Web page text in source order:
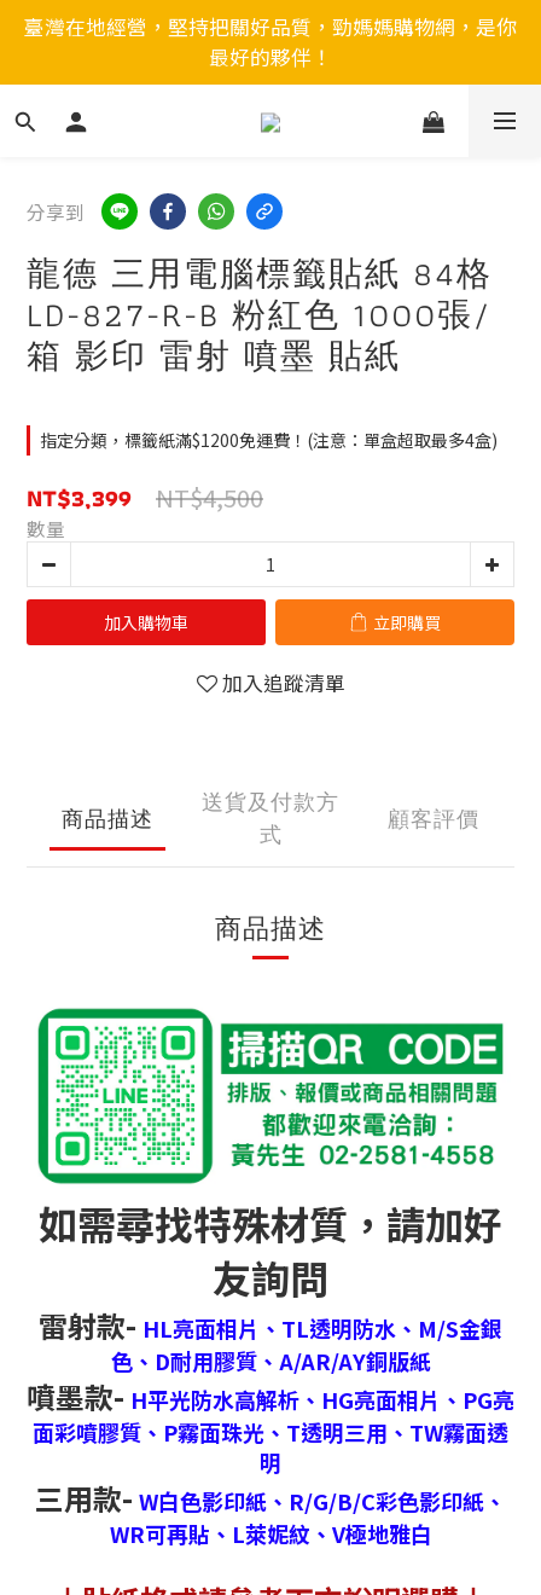
臺灣在地經營，堅持把關好品質，勁媽媽購物網，是你
最好的夥伴！
分享到
龍德 三用電腦標籤貼紙 84格
LD-827-R-B 粉紅色 1000張/
箱 影印 雷射 噴墨 貼紙
指定分類，標籤紙滿$1200免運費！(注意：單盒超取最多4盒)
NT$3,399 NT$4,500
數量
加入購物車 立即購買
加入追蹤清單
商品描述
送貨及付款方
式
顧客評價
商品描述
如需尋找特殊材質，請加好
友詢問
雷射款- HL亮面相片、 TL透明防水、 M/S金銀
色、 D耐用膠質、 A/AR/AY銅版紙
噴墨款- H平光防水高解析、 HG亮面相片、 PG亮
面彩噴膠質、 P霧面珠光、 T透明三用、 TW霧面透
明
三用款- W白色影印紙、 R/G/B/C彩色影印紙、
WR可再貼、 L萊妮紋、 V極地雅白